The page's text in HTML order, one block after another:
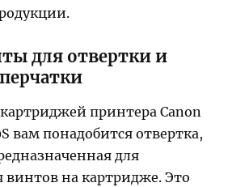
для отвертки и
принтера Canon
вам понадобится отвертка,
для
винтов на картридже. Это